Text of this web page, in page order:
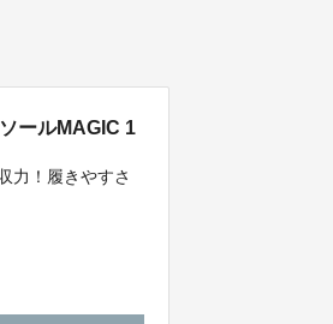
ールMAGIC 1
力！履きやすさ